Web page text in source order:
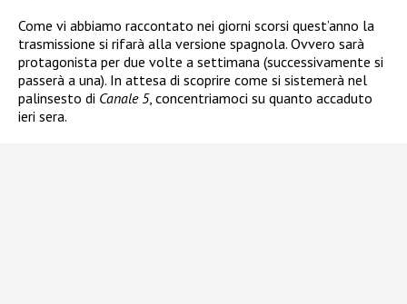
Come vi abbiamo raccontato nei giorni scorsi quest’anno la
trasmissione si rifarà alla versione spagnola. Ovvero sarà
protagonista per due volte a settimana (successivamente si
passerà a una). In attesa di scoprire come si sistemerà nel
palinsesto di Canale 5, concentriamoci su quanto accaduto
ieri sera.